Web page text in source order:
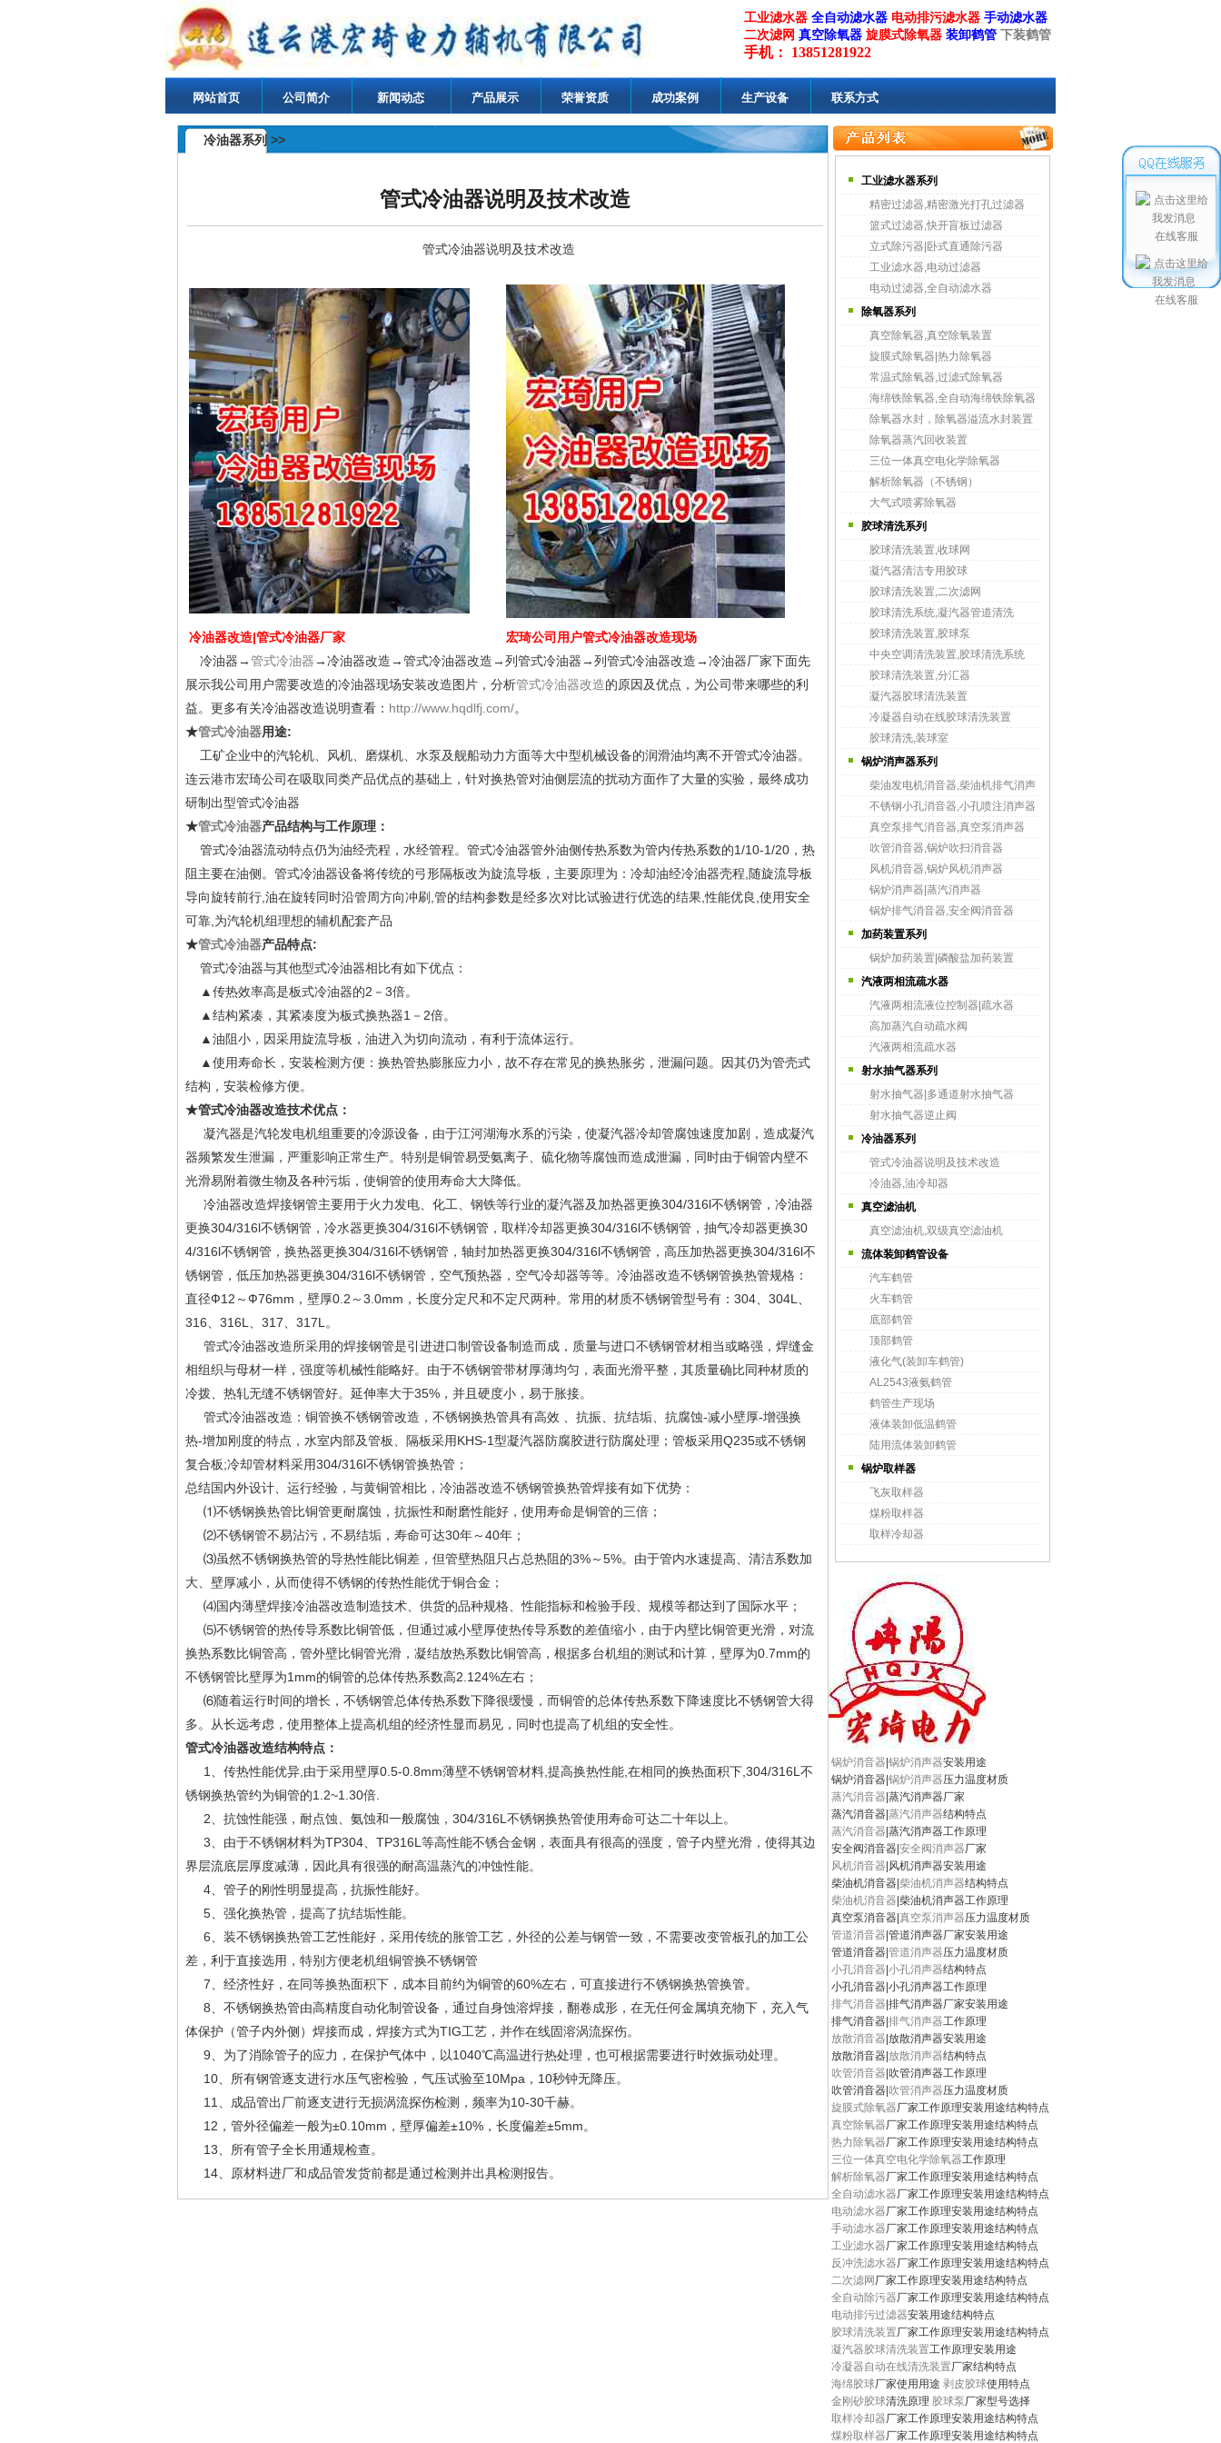
在线客服
在线客服
工业滤水器 全自动滤水器 电动排污滤水器 手动滤水器
二次滤网 真空除氧器 旋膜式除氧器 装卸鹤管 下装鹤管
手机： 13851281922
网站首页 公司简介 新闻动态 产品展示 荣誉资质 成功案例 生产设备 联系方式
工业滤水器系列
精密过滤器,精密激光打孔过滤器
篮式过滤器,快开盲板过滤器
立式除污器|卧式直通除污器
工业滤水器,电动过滤器
电动过滤器,全自动滤水器
除氧器系列
真空除氧器,真空除氧装置
旋膜式除氧器|热力除氧器
常温式除氧器,过滤式除氧器
海绵铁除氧器,全自动海绵铁除氧器
除氧器水封，除氧器溢流水封装置
除氧器蒸汽回收装置
三位一体真空电化学除氧器
解析除氧器（不锈钢）
大气式喷雾除氧器
胶球清洗系列
胶球清洗装置,收球网
凝汽器清洁专用胶球
胶球清洗装置,二次滤网
胶球清洗系统,凝汽器管道清洗
胶球清洗装置,胶球泵
中央空调清洗装置,胶球清洗系统
胶球清洗装置,分汇器
凝汽器胶球清洗装置
冷凝器自动在线胶球清洗装置
胶球清洗,装球室
锅炉消声器系列
柴油发电机消音器,柴油机排气消声
不锈钢小孔消音器,小孔喷注消声器
真空泵排气消音器,真空泵消声器
吹管消音器,锅炉吹扫消音器
风机消音器,锅炉风机消声器
锅炉消声器|蒸汽消声器
锅炉排气消音器,安全阀消音器
加药装置系列
锅炉加药装置|磷酸盐加药装置
汽液两相流疏水器
汽液两相流液位控制器|疏水器
高加蒸汽自动疏水阀
汽液两相流疏水器
射水抽气器系列
射水抽气器|多通道射水抽气器
射水抽气器逆止阀
冷油器系列
管式冷油器说明及技术改造
冷油器,油冷却器
真空滤油机
真空滤油机,双级真空滤油机
流体装卸鹤管设备
汽车鹤管
火车鹤管
底部鹤管
顶部鹤管
液化气(装卸车鹤管)
AL2543液氨鹤管
鹤管生产现场
液体装卸低温鹤管
陆用流体装卸鹤管
锅炉取样器
飞灰取样器
煤粉取样器
取样冷却器
锅炉消音器 锅炉消声器安装用途
锅炉消音器| 锅炉消声器压力温度材质
蒸汽消音器 |蒸汽消声器厂家
蒸汽消音器| 蒸汽消声器结构特点
蒸汽消音器 |蒸汽消声器工作原理
安全阀消音器| 安全阀消声器厂家
风机消音器 |风机消声器安装用途
柴油机消音器| 柴油机消声器结构特点
柴油机消音器 |柴油机消声器工作原理
真空泵消音器| 真空泵消声器压力温度材质
管道消音器 |管道消声器厂家安装用途
管道消音器| 管道消声器压力温度材质
小孔消音器 小孔消声器结构特点
小孔消音器|小孔消声器工作原理
排气消音器 |排气消声器厂家安装用途
排气消音器| 排气消声器工作原理
放散消音器 |放散消声器安装用途
放散消音器| 放散消声器结构特点
吹管消音器 |吹管消声器工作原理
吹管消音器| 吹管消声器压力温度材质
旋膜式除氧器厂家工作原理安装用途结构特点
真空除氧器厂家工作原理安装用途结构特点
热力除氧器厂家工作原理安装用途结构特点
三位一体真空电化学除氧器工作原理
解析除氧器厂家工作原理安装用途结构特点
全自动滤水器厂家工作原理安装用途结构特点
电动滤水器厂家工作原理安装用途结构特点
手动滤水器厂家工作原理安装用途结构特点
工业滤水器厂家工作原理安装用途结构特点
反冲洗滤水器厂家工作原理安装用途结构特点
二次滤网 厂家工作原理安装用途结构特点
全自动除污器厂家工作原理安装用途结构特点
电动排污过滤器安装用途结构特点
胶球清洗装置厂家工作原理安装用途结构特点
凝汽器胶球清洗装置工作原理安装用途
冷凝器自动在线清洗装置厂家结构特点
海绵胶球厂家使用用途 剥皮胶球使用特点
金刚砂胶球清洗原理 胶球泵厂家型号选择
取样冷却器厂家工作原理安装用途结构特点
煤粉取样器厂家工作原理安装用途结构特点
冷油器系列 >>
管式冷油器说明及技术改造
管式冷油器说明及技术改造
冷油器改造|管式冷油器厂家 宏琦公司用户管式冷油器改造现场
冷油器→管式冷油器→冷油器改造→管式冷油器改造→列管式冷油器→列管式冷油器改造→冷油器厂家下面先
展示我公司用户需要改造的冷油器现场安装改造图片，分析管式冷油器改造的原因及优点，为公司带来哪些的利
益。更多有关冷油器改造说明查看： http://www.hqdlfj.com/。
★管式冷油器用途:
工矿企业中的汽轮机、风机、磨煤机、水泵及舰船动力方面等大中型机械设备的润滑油均离不开管式冷油器。
连云港市宏琦公司在吸取同类产品优点的基础上，针对换热管对油侧层流的扰动方面作了大量的实验，最终成功
研制出型管式冷油器
★管式冷油器产品结构与工作原理：
管式冷油器流动特点仍为油经壳程，水经管程。管式冷油器管外油侧传热系数为管内传热系数的1/10-1/20，热
阻主要在油侧。管式冷油器设备将传统的弓形隔板改为旋流导板，主要原理为：冷却油经冷油器壳程,随旋流导板
导向旋转前行,油在旋转同时沿管周方向冲刷,管的结构参数是经多次对比试验进行优选的结果,性能优良,使用安全
可靠,为汽轮机组理想的辅机配套产品
★管式冷油器产品特点:
管式冷油器与其他型式冷油器相比有如下优点：
▲传热效率高是板式冷油器的2－3倍。
▲结构紧凑，其紧凑度为板式换热器1－2倍。
▲油阻小，因采用旋流导板，油进入为切向流动，有利于流体运行。
▲使用寿命长，安装检测方便：换热管热膨胀应力小，故不存在常见的换热胀劣，泄漏问题。因其仍为管壳式
结构，安装检修方便。
★管式冷油器改造技术优点：
凝汽器是汽轮发电机组重要的冷源设备，由于江河湖海水系的污染，使凝汽器冷却管腐蚀速度加剧，造成凝汽
器频繁发生泄漏，严重影响正常生产。特别是铜管易受氨离子、硫化物等腐蚀而造成泄漏，同时由于铜管内壁不
光滑易附着微生物及各种污垢，使铜管的使用寿命大大降低。
冷油器改造焊接钢管主要用于火力发电、化工、钢铁等行业的凝汽器及加热器更换304/316l不锈钢管，冷油器
更换304/316l不锈钢管，冷水器更换304/316l不锈钢管，取样冷却器更换304/316l不锈钢管，抽气冷却器更换30
4/316l不锈钢管，换热器更换304/316l不锈钢管，轴封加热器更换304/316l不锈钢管，高压加热器更换304/316l不
锈钢管，低压加热器更换304/316l不锈钢管，空气预热器，空气冷却器等等。冷油器改造不锈钢管换热管规格：
直径Ф12～Ф76mm，壁厚0.2～3.0mm，长度分定尺和不定尺两种。常用的材质不锈钢管型号有：304、304L、
316、316L、317、317L。
管式冷油器改造所采用的焊接钢管是引进进口制管设备制造而成，质量与进口不锈钢管材相当或略强，焊缝金
相组织与母材一样，强度等机械性能略好。由于不锈钢管带材厚薄均匀，表面光滑平整，其质量确比同种材质的
冷拨、热轧无缝不锈钢管好。延伸率大于35%，并且硬度小，易于胀接。
管式冷油器改造：铜管换不锈钢管改造，不锈钢换热管具有高效 、抗振、抗结垢、抗腐蚀-减小壁厚-增强换
热-增加刚度的特点，水室内部及管板、隔板采用KHS-1型凝汽器防腐胶进行防腐处理；管板采用Q235或不锈钢
复合板;冷却管材料采用304/316l不锈钢管换热管；
总结国内外设计、运行经验，与黄铜管相比，冷油器改造不锈钢管换热管焊接有如下优势：
⑴不锈钢换热管比铜管更耐腐蚀，抗振性和耐磨性能好，使用寿命是铜管的三倍；
⑵不锈钢管不易沾污，不易结垢，寿命可达30年～40年；
⑶虽然不锈钢换热管的导热性能比铜差，但管壁热阻只占总热阻的3%～5%。由于管内水速提高、清洁系数加
大、壁厚减小，从而使得不锈钢的传热性能优于铜合金；
⑷国内薄壁焊接冷油器改造制造技术、供货的品种规格、性能指标和检验手段、规模等都达到了国际水平；
⑸不锈钢管的热传导系数比铜管低，但通过减小壁厚使热传导系数的差值缩小，由于内壁比铜管更光滑，对流
换热系数比铜管高，管外壁比铜管光滑，凝结放热系数比铜管高，根据多台机组的测试和计算，壁厚为0.7mm的
不锈钢管比壁厚为1mm的铜管的总体传热系数高2.124%左右；
⑹随着运行时间的增长，不锈钢管总体传热系数下降很缓慢，而铜管的总体传热系数下降速度比不锈钢管大得
多。从长远考虑，使用整体上提高机组的经济性显而易见，同时也提高了机组的安全性。
管式冷油器改造结构特点：
1、传热性能优异,由于采用壁厚0.5-0.8mm薄壁不锈钢管材料,提高换热性能,在相同的换热面积下,304/316L不
锈钢换热管约为铜管的1.2~1.30倍.
2、抗蚀性能强，耐点蚀、氨蚀和一般腐蚀，304/316L不锈钢换热管使用寿命可达二十年以上。
3、由于不锈钢材料为TP304、TP316L等高性能不锈合金钢，表面具有很高的强度，管子内壁光滑，使得其边
界层流底层厚度减薄，因此具有很强的耐高温蒸汽的冲蚀性能。
4、管子的刚性明显提高，抗振性能好。
5、强化换热管，提高了抗结垢性能。
6、装不锈钢换热管工艺性能好，采用传统的胀管工艺，外径的公差与钢管一致，不需要改变管板孔的加工公
差，利于直接选用，特别方便老机组铜管换不锈钢管
7、经济性好，在同等换热面积下，成本目前约为铜管的60%左右，可直接进行不锈钢换热管换管。
8、不锈钢换热管由高精度自动化制管设备，通过自身蚀溶焊接，翻卷成形，在无任何金属填充物下，充入气
体保护（管子内外侧）焊接而成，焊接方式为TIG工艺，并作在线固溶涡流探伤。
9、为了消除管子的应力，在保护气体中，以1040℃高温进行热处理，也可根据需要进行时效振动处理。
10、所有钢管逐支进行水压气密检验，气压试验至10Mpa，10秒钟无降压。
11、成品管出厂前逐支进行无损涡流探伤检测，频率为10-30千赫。
12，管外径偏差一般为±0.10mm，壁厚偏差±10%，长度偏差±5mm。
13、所有管子全长用通规检查。
14、原材料进厂和成品管发货前都是通过检测并出具检测报告。